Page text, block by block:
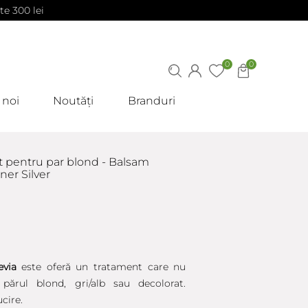
300 lei
0
0
noi Noutăți Branduri
pentru par blond - Balsam
Silver
este oferă un tratament care nu
blond, gri/alb sau decolorat.